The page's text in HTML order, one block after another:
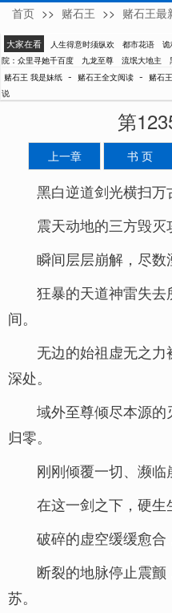
我是妹纸
首页 >> 赌石王 >> 赌石王最
大家在看 人生得意时须纵欢 都市花语 诡
院：众里寻她千百度
九龙至尊 流氓大地主
赌石王 我是妹纸 - 赌石王全文阅读 - 赌石
说
第
上一章 书 页
黑白逆道剑光横扫万
震天动地的三方毁灭
瞬间层层崩解，尽数
狂暴的天道神雷失去
间。
无边的始祖虚无之
深处。
域外至尊倾尽本源
归零。
刚刚倾覆一切、濒临
在这一剑之下，硬生
破碎的虚空缓缓愈合
断裂的地脉停止震
苏。